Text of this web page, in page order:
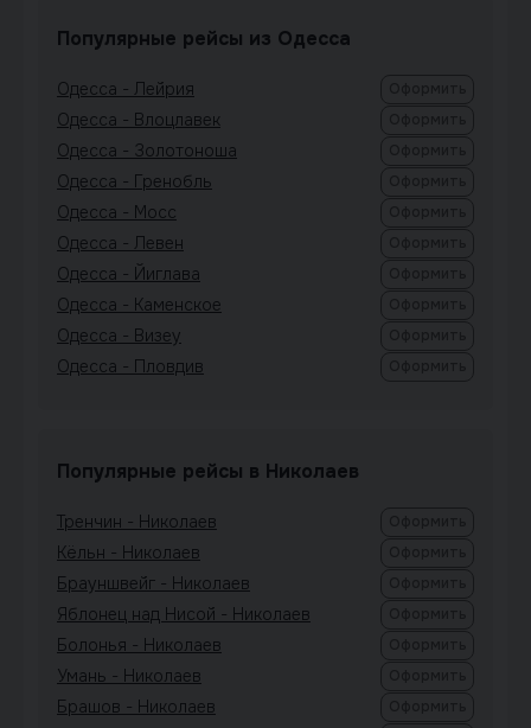
Популярные рейсы из Одесса
Одесса - Лейрия
Одесса - Влоцлавек
Одесса - Золотоноша
Одесса - Гренобль
Одесса - Мосс
Одесса - Левен
Одесса - Йиглава
Одесса - Каменское
Одесса - Визеу
Одесса - Пловдив
Популярные рейсы в Николаев
Тренчин - Николаев
Кёльн - Николаев
Брауншвейг - Николаев
Яблонец над Нисой - Николаев
Болонья - Николаев
Умань - Николаев
Брашов - Николаев